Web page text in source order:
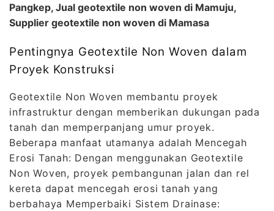
Pangkep, Jual geotextile non woven di Mamuju,
Supplier geotextile non woven di Mamasa
Pentingnya Geotextile Non Woven dalam
Proyek Konstruksi
Geotextile Non Woven membantu proyek
infrastruktur dengan memberikan dukungan pada
tanah dan memperpanjang umur proyek.
Beberapa manfaat utamanya adalah Mencegah
Erosi Tanah: Dengan menggunakan Geotextile
Non Woven, proyek pembangunan jalan dan rel
kereta dapat mencegah erosi tanah yang
berbahaya Memperbaiki Sistem Drainase: